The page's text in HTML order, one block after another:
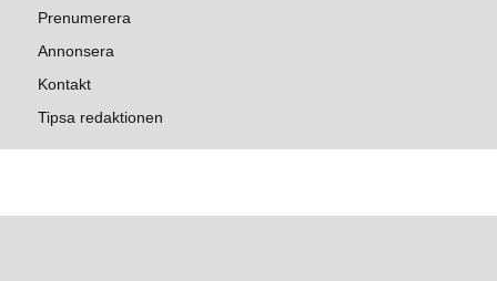
Prenumerera
Annonsera
Kontakt
Tipsa redaktionen